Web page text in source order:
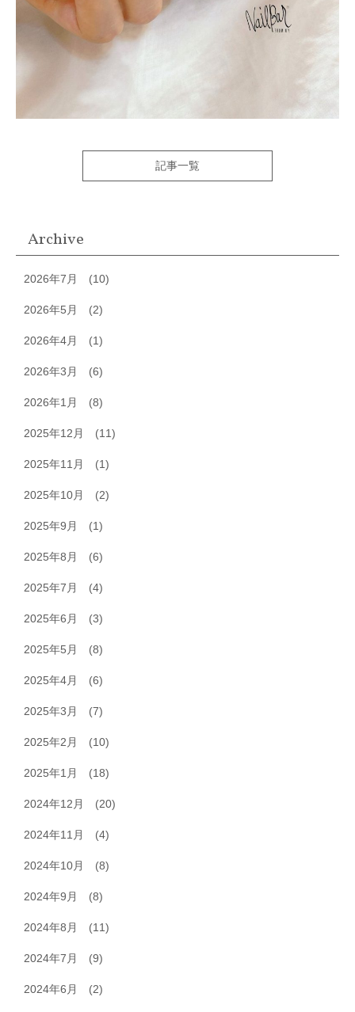
記事一覧
Archive
2026年7月 (10)
2026年5月 (2)
2026年4月 (1)
2026年3月 (6)
2026年1月 (8)
2025年12月 (11)
2025年11月 (1)
2025年10月 (2)
2025年9月 (1)
2025年8月 (6)
2025年7月 (4)
2025年6月 (3)
2025年5月 (8)
2025年4月 (6)
2025年3月 (7)
2025年2月 (10)
2025年1月 (18)
2024年12月 (20)
2024年11月 (4)
2024年10月 (8)
2024年9月 (8)
2024年8月 (11)
2024年7月 (9)
2024年6月 (2)